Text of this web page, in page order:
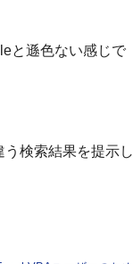
と遜色ない感じで
検索結果を提示し